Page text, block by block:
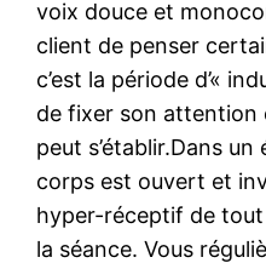
voix douce et
client de penser
c’est la période d’«
de fixer son attention
peut s’établir.Dans
corps est ouvert et
hyper-réceptif de
la séance. Vous